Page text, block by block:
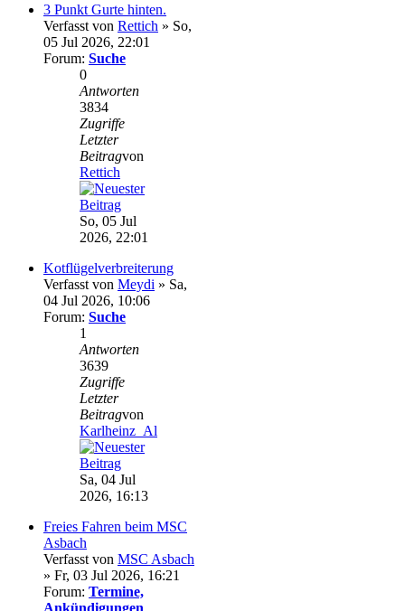
3 Punkt Gurte hinten.
Verfasst von Rettich » So,
05 Jul 2026, 22:01
Forum: Suche
0
Antworten
3834
Zugriffe
Letzter
Beitragvon
Rettich
So, 05 Jul
2026, 22:01
Kotflügelverbreiterung
Verfasst von Meydi » Sa,
04 Jul 2026, 10:06
Forum: Suche
1
Antworten
3639
Zugriffe
Letzter
Beitragvon
Karlheinz_Al
Sa, 04 Jul
2026, 16:13
Freies Fahren beim MSC
Asbach
Verfasst von MSC Asbach
» Fr, 03 Jul 2026, 16:21
Forum: Termine,
Ankündigungen